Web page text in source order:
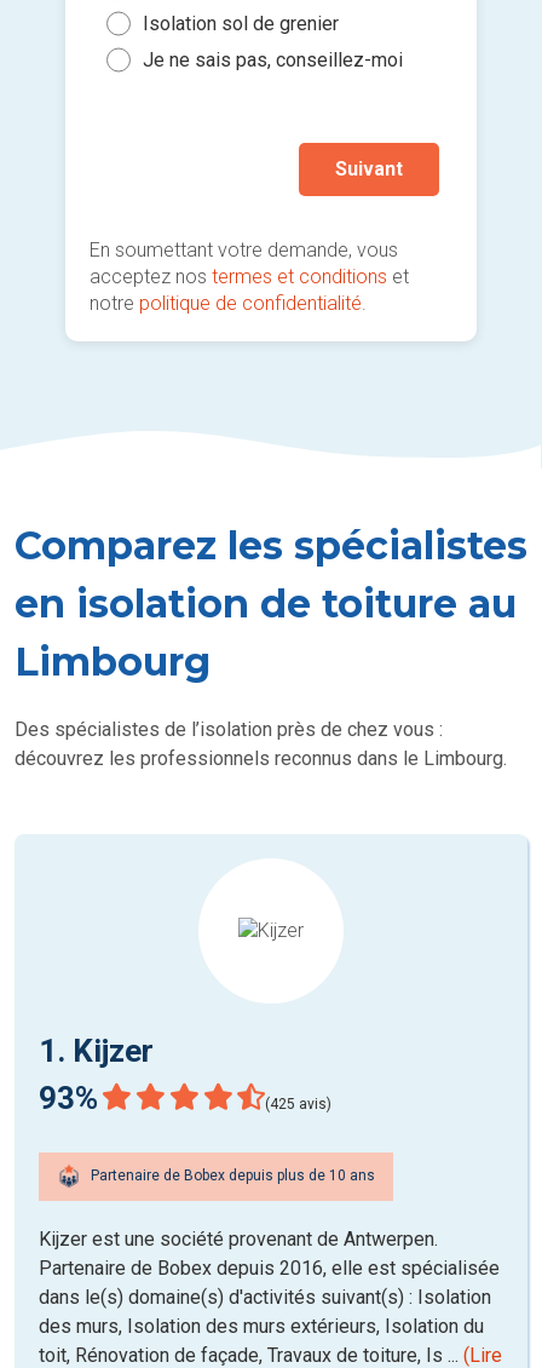
Isolation sol de grenier
Je ne sais pas, conseillez-moi
Suivant
En soumettant votre demande, vous
acceptez nostermes et conditions et
notre politique de confidentialité
Comparez les spécialistes
en isolation de toiture au
Limbourg
Des spécialistes de l’isolation près de chez vous :
découvrez les professionnels reconnus dans le Limbourg.
1. Kijzer
93%
(425 avis)
Partenaire de Bobex depuis plus de 10 ans
Kijzer est une société provenant de Antwerpen.
Partenaire de Bobex depuis 2016, elle est spécialisée
dans le(s) domaine(s) d'activités suivant(s) : Isolation
des murs, Isolation des murs extérieurs, Isolation du
toit, Rénovation de façade, Travaux de toiture, Is ... (Lire